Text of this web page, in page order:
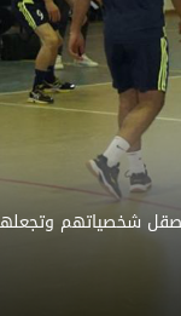
شخصياتهم